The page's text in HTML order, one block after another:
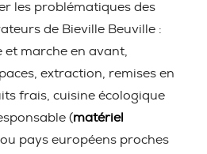
les problématiques des
de Bieville Beuville :
marche en avant,
extraction, remises en
frais, cuisine écologique
(matériel
pays européens proches